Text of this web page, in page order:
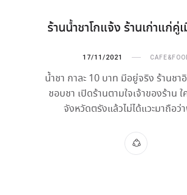
ร้านน้ำชาโกแจ้ง ร้านเก่าแก่คู่
17/11/2021
น้ำชา กาละ 10 บาท มีอยู่จริง ร้านช
ชอบชา เปิดร้านตามใจเจ้าของร้าน ใ
จังหวัดตรังแล้วไม่ได้แวะมาถือว่